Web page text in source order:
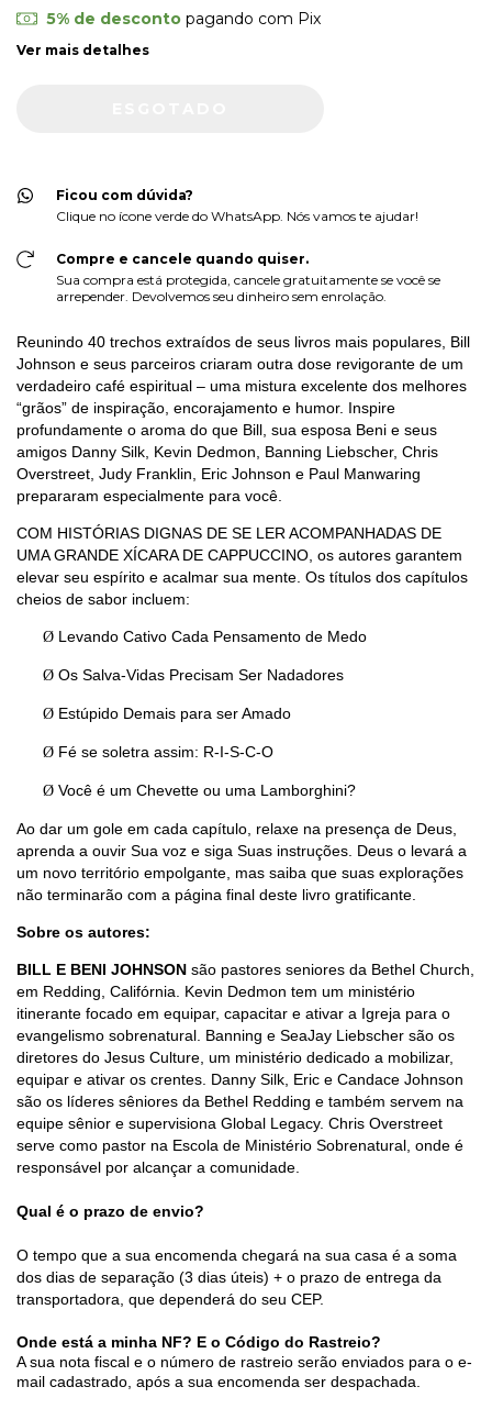
5% de descontopagando com Pix
Ver mais detalhes
Ficou com dúvida?
Clique no ícone verde do WhatsApp. Nós vamos te ajudar!
Compre e cancele quando quiser.
Sua compra está protegida, cancele gratuitamente se você se
arrepender. Devolvemos seu dinheiro sem enrolação.
Reunindo 40 trechos extraídos de seus livros mais populares, Bill
Johnson e seus parceiros criaram outra dose revigorante de um
verdadeiro café espiritual – uma mistura excelente dos melhores
“grãos” de inspiração, encorajamento e humor. Inspire
profundamente o aroma do que Bill, sua esposa Beni e seus
amigos Danny Silk, Kevin Dedmon, Banning Liebscher, Chris
Overstreet, Judy Franklin, Eric Johnson e Paul Manwaring
prepararam especialmente para você.
COM HISTÓRIAS DIGNAS DE SE LER ACOMPANHADAS DE
UMA GRANDE XÍCARA DE CAPPUCCINO, os autores garantem
elevar seu espírito e acalmar sua mente. Os títulos dos capítulos
cheios de sabor incluem:
Ø Levando Cativo Cada Pensamento de Medo
Ø Os Salva-Vidas Precisam Ser Nadadores
Ø Estúpido Demais para ser Amado
Ø Fé se soletra assim: R-I-S-C-O
Ø Você é um Chevette ou uma Lamborghini?
Ao dar um gole em cada capítulo, relaxe na presença de Deus,
aprenda a ouvir Sua voz e siga Suas instruções. Deus o levará a
um novo território empolgante, mas saiba que suas explorações
não terminarão com a página final deste livro gratificante.
Sobre os autores:
BILL E BENI JOHNSON são pastores seniores da Bethel Church,
em Redding, Califórnia. Kevin Dedmon tem um ministério
itinerante focado em equipar, capacitar e ativar a Igreja para o
evangelismo sobrenatural. Banning e SeaJay Liebscher são os
diretores do Jesus Culture, um ministério dedicado a mobilizar,
equipar e ativar os crentes. Danny Silk, Eric e Candace Johnson
são os líderes sêniores da Bethel Redding e também servem na
equipe sênior e supervisiona Global Legacy. Chris Overstreet
serve como pastor na Escola de Ministério Sobrenatural, onde é
responsável por alcançar a comunidade.
Qual é o prazo de envio?
O tempo que a sua encomenda chegará na sua casa é a soma
dos dias de separação (3 dias úteis) + o prazo de entrega da
transportadora, que dependerá do seu CEP.
Onde está a minha NF? E o Código do Rastreio?
A sua nota fiscal e o número de rastreio serão enviados para o e-
mail cadastrado, após a sua encomenda ser despachada.